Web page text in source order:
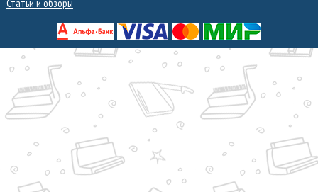
Статьи и обзоры